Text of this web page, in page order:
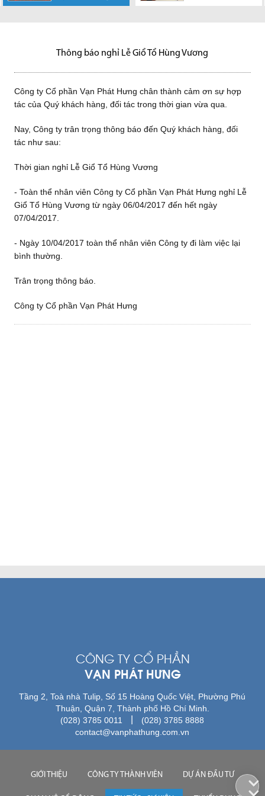
Vạn Phát Hưng
TP.HCM đến cứu
chân thành cảm
Thông báo nghỉ Lễ Giổ Tổ Hùng Vương
Công ty Cổ phần Vạn Phát Hưng chân thành cảm ơn sự hợp
tác của Quý khách hàng, đối tác trong thời gian vừa qua.
Nay, Công ty trân trọng thông báo đến Quý khách hàng, đối
tác như sau:
Thời gian nghỉ Lễ Giổ Tổ Hùng Vương
- Toàn thể nhân viên Công ty Cổ phần Vạn Phát Hưng nghỉ Lễ
Giổ Tổ Hùng Vương từ ngày 06/04/2017 đến hết ngày
07/04/2017.
- Ngày 10/04/2017 toàn thể nhân viên Công ty đi làm việc lại
bình thường.
Trân trọng thông báo.
Công ty Cổ phần Vạn Phát Hưng
CÔNG TY CỔ PHẦN
VẠN PHÁT HƯNG
Tầng 2, Toà nhà Tulip, Số 15 Hoàng Quốc Việt, Phường Phú
Thuận, Quận 7, Thành phố Hồ Chí Minh.
(028) 3785 0011
(028) 3785 8888
contact@vanphathung.com.vn
GIỚI THIỆU CÔNG TY THÀNH VIÊN DỰ ÁN ĐẦU TƯ